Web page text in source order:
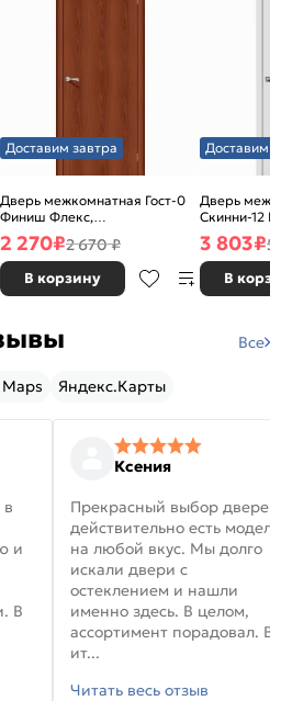
Доставим завтра
Дверь межкомнатная Гост-0
Финиш Флекс,
Ламинированные Л-11
(ИталОрех), глухая, каркасно-
щитовая
2 270₽2 670 ₽
В корзину
Доставим
Дверь
Скинни-12
глухая,
3 803₽5
В
Все
Яндекс.Карты
и
В
Ксения
Прекрасный выбор
действительно есть модели
на любой вкус. Мы долго
искали двери с
остеклением и нашли
именно здесь. В целом,
ассортимент порадовал. В
ит...
Читать весь отзыв